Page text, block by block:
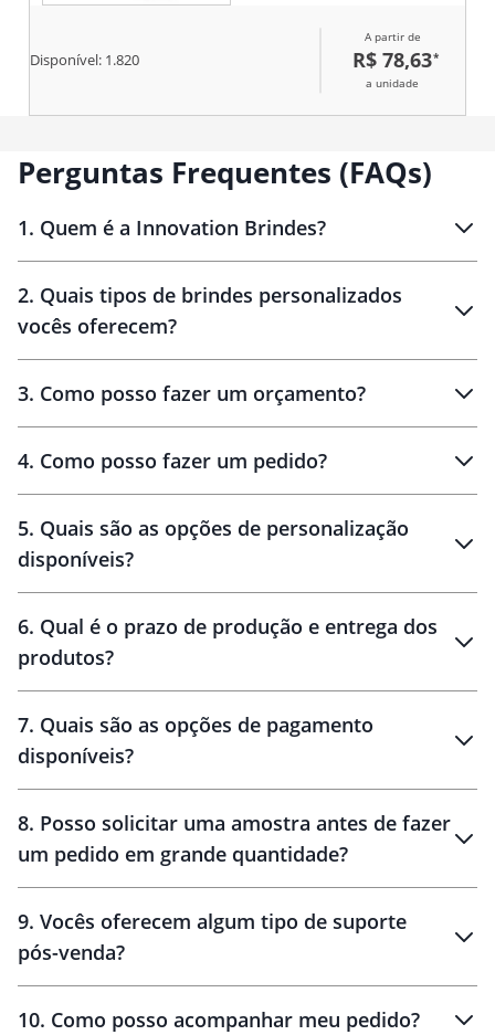
Disponível: 1.820
A partir de
R$ 78,63*
a unidade
Perguntas Frequentes (FAQs)
1. Quem é a Innovation Brindes?
Brindes personalizados
2. Quais tipos de brindes personalizados
vocês oferecem?
personalizados
3. Como posso fazer um orçamento?
brinde
personalização
4. Como posso fazer um pedido?
amostra virtual
5. Quais são as opções de personalização
disponíveis?
6. Qual é o prazo de produção e entrega dos
produtos?
10 dias
brinde
48 horas
7. Quais são as opções de pagamento
disponíveis?
8. Posso solicitar uma amostra antes de fazer
um pedido em grande quantidade?
amostras
9. Vocês oferecem algum tipo de suporte
pós-venda?
10. Como posso acompanhar meu pedido?